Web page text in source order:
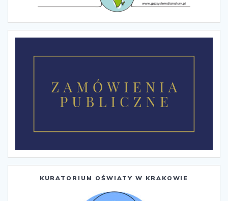
KURATORIUM OŚWIATY W KRAKOWIE